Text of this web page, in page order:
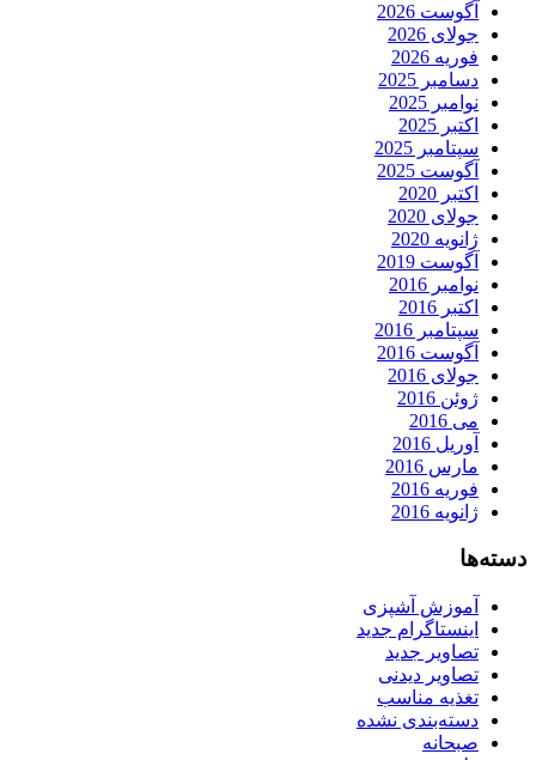
آگوست 2026
جولای 2026
فوریه 2026
دسامبر 2025
نوامبر 2025
اکتبر 2025
سپتامبر 2025
آگوست 2025
اکتبر 2020
جولای 2020
ژانویه 2020
آگوست 2019
نوامبر 2016
اکتبر 2016
سپتامبر 2016
آگوست 2016
جولای 2016
ژوئن 2016
می 2016
آوریل 2016
مارس 2016
فوریه 2016
ژانویه 2016
دسته‌ها
آموزش آشپزی
اینستاگرام جدید
تصاویر جدید
تصاویر دیدنی
تغذیه مناسب
دسته‌بندی نشده
صبحانه